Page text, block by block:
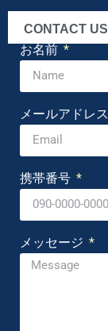
CONTACT US
お名前
メールアドレス
携帯番号
メッセージ